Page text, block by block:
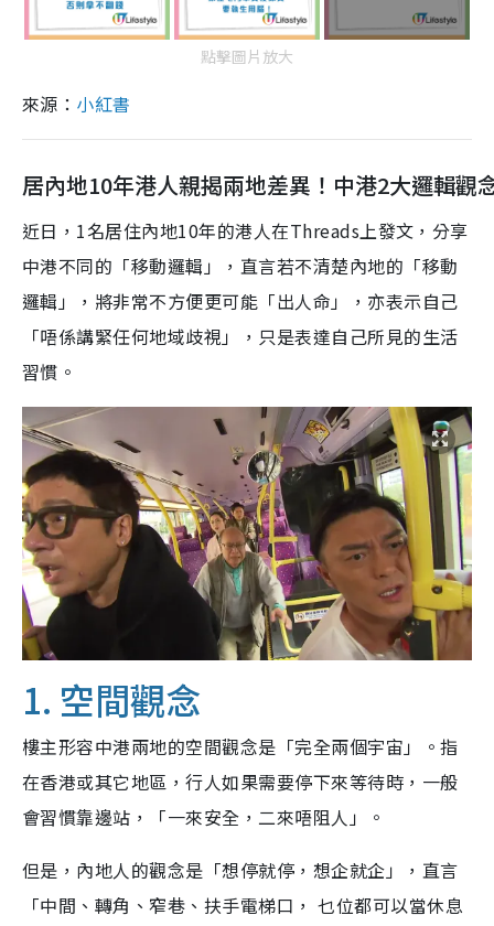
點擊圖片放大
來源： 小紅書
居內地10年港人親揭兩地差異！中港2大邏輯觀
近日，1名居住內地10年的港人在Threads上發文，分享
中港不同的「移動邏輯」，直言若不清楚內地的「移動
邏輯」，將非常不方便更可能「出人命」，亦表示自己
「唔係講緊任何地域歧視」，只是表達自己所見的生活
習慣。
1. 空間觀念
樓主形容中港兩地的空間觀念是「完全兩個宇宙」。指
在香港或其它地區，行人如果需要停下來等待時，一般
會習慣靠邊站，「一來安全，二來唔阻人」。
但是，內地人的觀念是「想停就停，想企就企」，直言
「中間、轉角、窄巷、扶手電梯口， 乜位都可以當休息